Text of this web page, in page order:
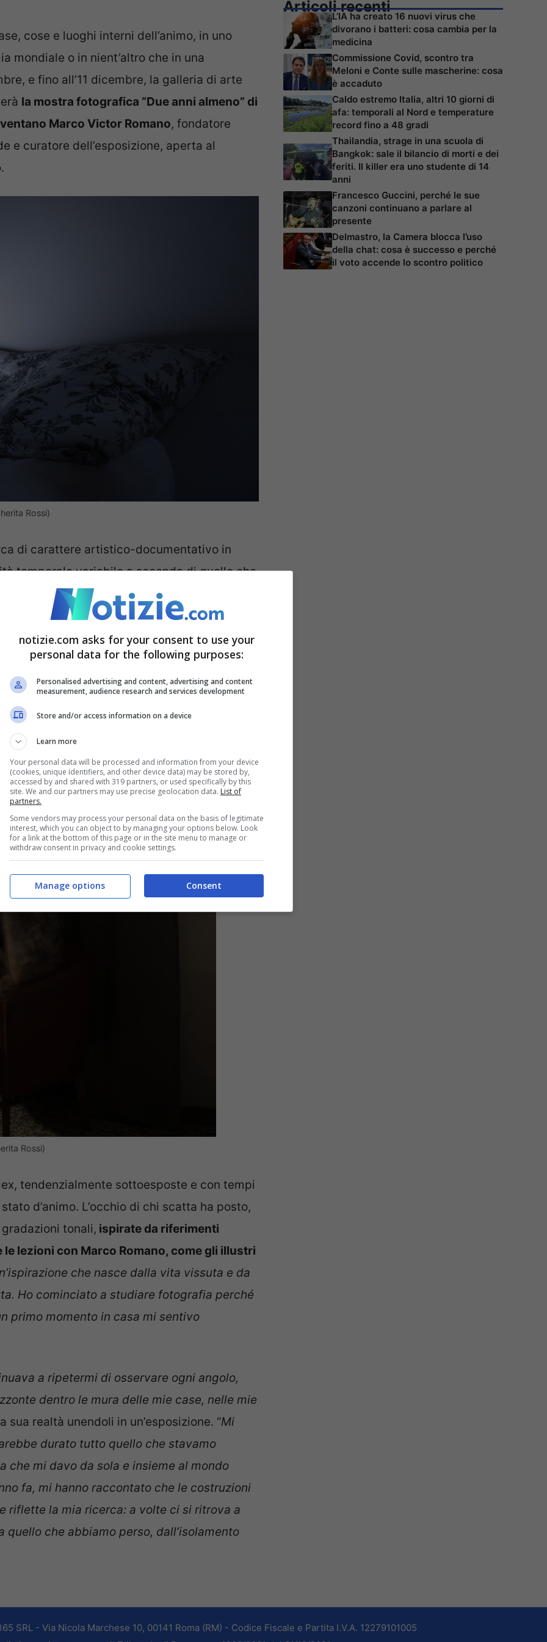
cose e luoghi interni dell’animo, in uno
mondiale o in nient’altro che in una
e fino all’11 dicembre, la galleria di arte
la mostra fotografica “Due anni almeno” di
Marco Victor Romano, fondatore
e curatore dell’esposizione, aperta al
Rossi)
di carattere artistico-documentativo in
temporale variabile a seconda di quello che
anche soltanto per due minuti.
viene suddivisa in 6 sensazioni cardine
della Catena 64: Chiaroscuri, Bianchi, Io-
dimensioni diverse e volutamente prive di
di chi è dietro l’obiettivo, sono state
e associazioni cromatiche che confondono
tentano di ritrarre. Luigi Ghirri, Francesca
dei grandi fotografi che hanno
Rossi)
tendenzialmente sottoesposte e con tempi
d’animo. L’occhio di chi scatta ha posto,
tonali, ispirate da riferimenti
lezioni con Marco Romano, come gli illustri
che nasce dalla vita vissuta e da
Ho cominciato a studiare fotografia perché
primo momento in casa mi sentivo
a ripetermi di osservare ogni angolo,
dentro le mura delle mie case, nelle mie
realtà unendoli in un’esposizione. “Mi
durato tutto quello che stavamo
che mi davo da sola e insieme al mondo
fa, mi hanno raccontato che le costruzioni
riflette la mia ricerca: a volte ci si ritrova a
che abbiamo perso, dall’isolamento
Articoli recenti
L’IA ha creato 16 nuovi virus che
divorano i batteri: cosa cambia per la
medicina
Commissione Covid, scontro tra
Meloni e Conte sulle mascherine: cosa
è accaduto
Caldo estremo Italia, altri 10 giorni di
afa: temporali al Nord e temperature
record fino a 48 gradi
Thailandia, strage in una scuola di
Bangkok: sale il bilancio di morti e dei
feriti. Il killer era uno studente di 14
anni
Francesco Guccini, perché le sue
canzoni continuano a parlare al
presente
Delmastro, la Camera blocca l’uso
della chat: cosa è successo e perché
il voto accende lo scontro politico
SRL - Via Nicola Marchese 10, 00141 Roma (RM) - Codice Fiscale e Partita I.V.A. 12279101005
notizie.com asks for your consent to use your
personal data for the following purposes:
Personalised advertising and content, advertising and content
measurement, audience research and services development
Store and/or access information on a device
Learn more
Your personal data will be processed and information from your device
(cookies, unique identifiers, and other device data) may be stored by,
accessed by and shared with 319 partners, or used specifically by this
site. We and our partners may use precise geolocation data. List of
partners.
Some vendors may process your personal data on the basis of legitimate
interest, which you can object to by managing your options below. Look
for a link at the bottom of this page or in the site menu to manage or
withdraw consent in privacy and cookie settings.
Consent
Manage options